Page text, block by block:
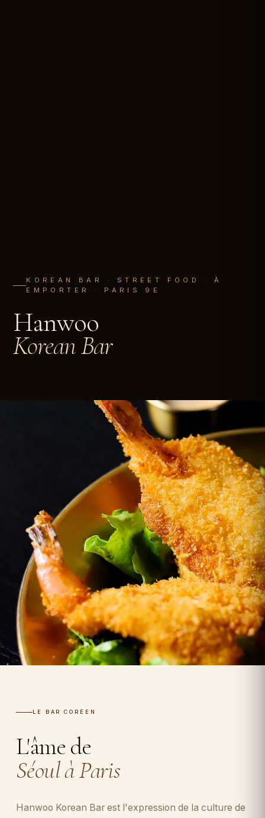
KOREAN BAR · STREET FOOD · À
EMPORTER · PARIS 9E
Hanwoo
Korean Bar
LE BAR CORÉEN
L'âme de
Séoul à Paris
Hanwoo Korean Bar est l'expression de la culture de